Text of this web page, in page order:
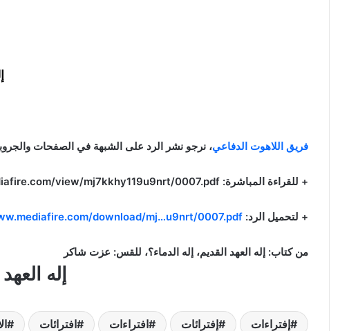
فريق اللاهوت الدفاعي، نرجو نشر الرد على الشبهة في الصفحات
+ للقراءة المباشرة: http://www.mediafire.com/view/mj7kkhy119u9nrt/0007.pdf
+ لتحميل الرد: download/mj…u9nrt/0007.pdf
من كتاب: إله العهد القديم، إله الدماء؟، للقس: عزت شاكر
إله
إفتراءات إفترائات افتراءات افترائات